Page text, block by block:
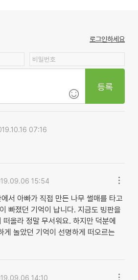
로그인하세요
등록
07:16
15:54
서 아빠가 직접 만든 나무 썰매를 타고
빠졌던 기억이 납니다. 지금도 빙판을
올라 정말 무서워요. 하지만 덕분에
게 놀았던 기억이 선명하게 떠오르는
14:10